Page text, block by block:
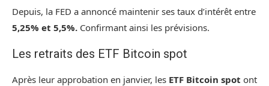
Depuis, la FED a annoncé maintenir ses taux d’intérêt entre
5,25% et 5,5%. Confirmant ainsi les prévisions.
Les retraits des ETF Bitcoin spot
Après leur approbation en janvier, les ETF Bitcoin spot ont